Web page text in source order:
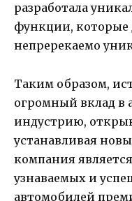
разработала
функции, которые
непререкаемо
Таким образом,
огромный вклад в
индустрию,
устанавливая
компания
узнаваемых и
автомобилей